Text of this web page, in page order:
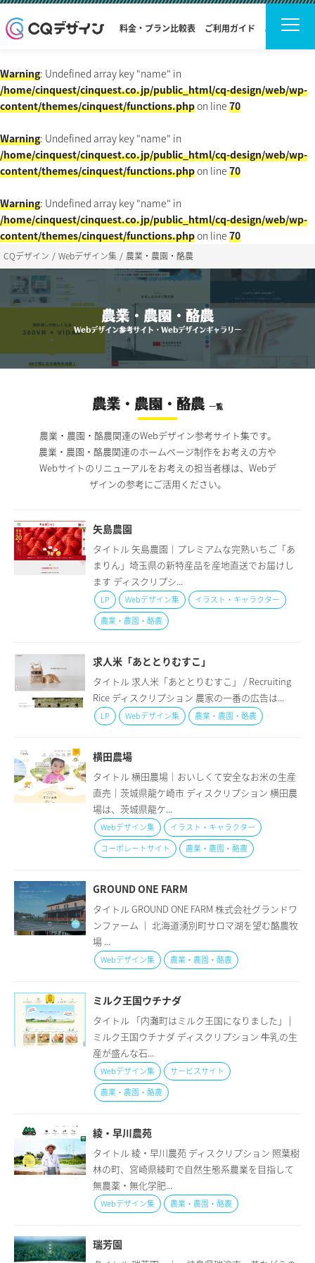
Warning: Undefined array key "name" in
/home/cinquest/cinquest.co.jp/public_html/cq-design/web/wp-
content/themes/cinquest/functions.phpon line 70
Warning: Undefined array key "name" in
/home/cinquest/cinquest.co.jp/public_html/cq-design/web/wp-
content/themes/cinquest/functions.phpon line 70
Warning: Undefined array key "name" in
/home/cinquest/cinquest.co.jp/public_html/cq-design/web/wp-
content/themes/cinquest/functions.phpon line 70
料金・プラン比較表 ご利用ガイド よくある質問
CQデザイン Webデザイン集 農業・農園・酪農
農業・農園・酪農
Webデザイン参考サイト・Webデザインギャラリー
農業・農園・酪農 一覧
農業・農園・酪農関連のWebデザイン参考サイト集です。
農業・農園・酪農関連のホームページ制作をお考えの方や
Webサイトのリニューアルをお考えの担当者様は、Webデ
ザインの参考にご活用ください。
矢島農園
タイトル 矢島農園｜プレミアムな完熟いちご「あ
まりん」埼玉県の新特産品を産地直送でお届けし
ます ディスクリプシ...
LP Webデザイン集
イラスト・キャラクター
農業・農園・酪農
求人米「あととりむすこ」
タイトル 求人米「あととりむすこ」 / Recruiting
Rice ディスクリプション 農家の一番の広告は...
LP Webデザイン集 農業・農園・酪農
横田農場
タイトル 横田農場｜おいしくて安全なお米の生産
直売｜茨城県龍ケ崎市 ディスクリプション 横田農
場は、茨城県龍ケ...
Webデザイン集
イラスト・キャラクター
コーポレートサイト
農業・農園・酪農
GROUND ONE FARM
タイトル GROUND ONE FARM 株式会社グランドワ
ンファーム ｜ 北海道湧別町サロマ湖を望む酪農牧
場 ...
Webデザイン集 農業・農園・酪農
ミルク王国ウチナダ
タイトル 「内灘町はミルク王国になりました」 |
ミルク王国ウチナダ ディスクリプション 牛乳の生
産が盛んな石...
Webデザイン集
サービスサイト
農業・農園・酪農
綾・早川農苑
タイトル 綾・早川農苑 ディスクリプション 照葉樹
林の町、宮崎県綾町で自然生態系農業を目指して
無農薬・無化学肥...
Webデザイン集 農業・農園・酪農
瑞芳園